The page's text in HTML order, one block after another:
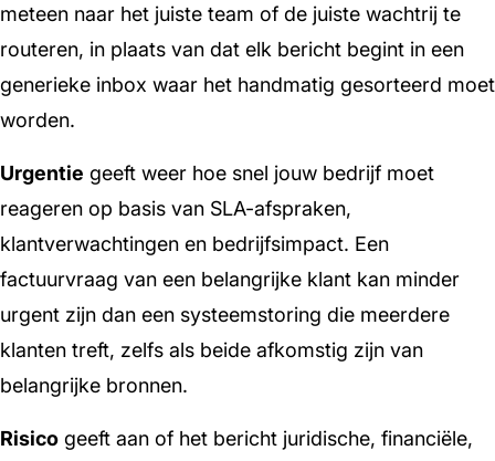
meteen naar het juiste team of de juiste wachtrij te
routeren, in plaats van dat elk bericht begint in een
generieke inbox waar het handmatig gesorteerd moet
worden.
Urgentie geeft weer hoe snel jouw bedrijf moet
reageren op basis van SLA-afspraken,
klantverwachtingen en bedrijfsimpact. Een
factuurvraag van een belangrijke klant kan minder
urgent zijn dan een systeemstoring die meerdere
klanten treft, zelfs als beide afkomstig zijn van
belangrijke bronnen.
Risico geeft aan of het bericht juridische, financiële,